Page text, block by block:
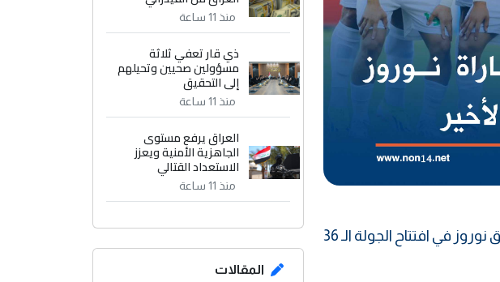
شدّد المدرب المساعد لفريق كربلاء، حيدر عبودي، على أهمية مواجهة اليوم أمام فريق نوروز في افتتاح الجولة الـ 36
منذ 11 ساعة
ذي قار تعفي ثلاثة
مسؤولين صحيين وتحيلهم
إلى التحقيق
منذ 11 ساعة
العراق يرفع مستوى
الجاهزية الأمنية ويعزز
الاستعداد القتالي
منذ 11 ساعة
المقالات